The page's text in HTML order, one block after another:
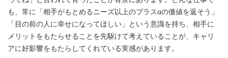
も、常に「相手がもとめるニーズ以上のプラスαの価値を返そう」
「目の前の人に幸せになってほしい」という意識を持ち、相手に
メリットをもたらせることを先駆けて考えていることが、キャリ
アに好影響をもたらしてくれている実感があります。